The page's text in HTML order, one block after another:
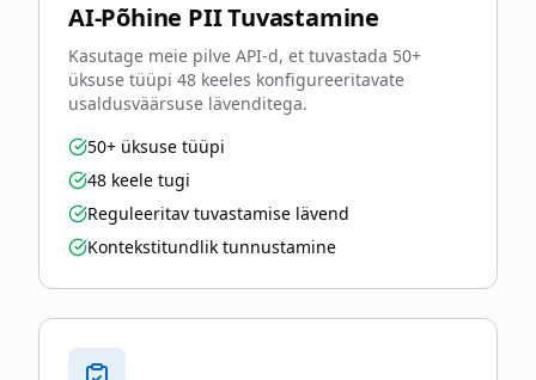
AI-Põhine PII Tuvastamine
Kasutage meie pilve API-d, et tuvastada 50+
üksuse tüüpi 48 keeles konfigureeritavate
usaldusväärsuse lävenditega.
50+ üksuse tüüpi
48 keele tugi
Reguleeritav tuvastamise lävend
Kontekstitundlik tunnustamine